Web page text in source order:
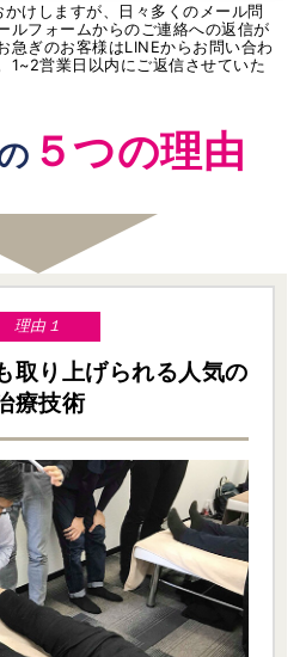
けしますが、日々多くのメール問
ルフォームからのご連絡への返信が
急ぎのお客様はLINEからお問い合わ
1~2営業日以内にご返信させていた
５つの理由
理由１
取り上げられる人気の
療技術